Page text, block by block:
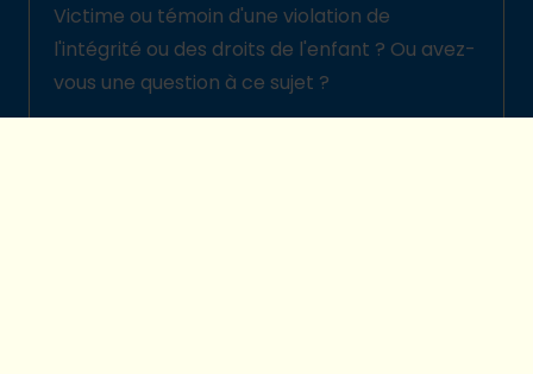
Victime ou témoin d'une violation de
l'intégrité ou des droits de l'enfant ? Ou avez-
vous une question à ce sujet ?